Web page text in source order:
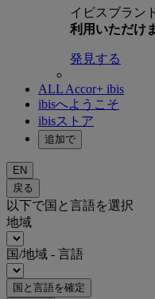
イビスブラン
利用いただけ
発見する
ALL Accor+ ibis
ibisへようこそ
ibisストア
追加で
EN
戻る
以下で国と言語を選択
地域
国/地域 - 言語
国と言語を確定